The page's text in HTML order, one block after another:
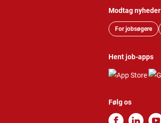
Modtag nyheder
For jobsøgere
Hent job-apps
Følg os